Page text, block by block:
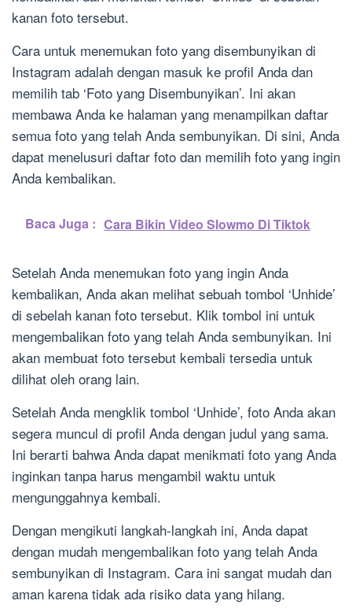
kanan foto tersebut.
Cara untuk menemukan foto yang disembunyikan di
Instagram adalah dengan masuk ke profil Anda dan
memilih tab ‘Foto yang Disembunyikan’. Ini akan
membawa Anda ke halaman yang menampilkan daftar
semua foto yang telah Anda sembunyikan. Di sini, Anda
dapat menelusuri daftar foto dan memilih foto yang ingin
Anda kembalikan.
Baca Juga : Cara Bikin Video Slowmo Di Tiktok
Setelah Anda menemukan foto yang ingin Anda
kembalikan, Anda akan melihat sebuah tombol ‘Unhide’
di sebelah kanan foto tersebut. Klik tombol ini untuk
mengembalikan foto yang telah Anda sembunyikan. Ini
akan membuat foto tersebut kembali tersedia untuk
dilihat oleh orang lain.
Setelah Anda mengklik tombol ‘Unhide’, foto Anda akan
segera muncul di profil Anda dengan judul yang sama.
Ini berarti bahwa Anda dapat menikmati foto yang Anda
inginkan tanpa harus mengambil waktu untuk
mengunggahnya kembali.
Dengan mengikuti langkah-langkah ini, Anda dapat
dengan mudah mengembalikan foto yang telah Anda
sembunyikan di Instagram. Cara ini sangat mudah dan
aman karena tidak ada risiko data yang hilang.